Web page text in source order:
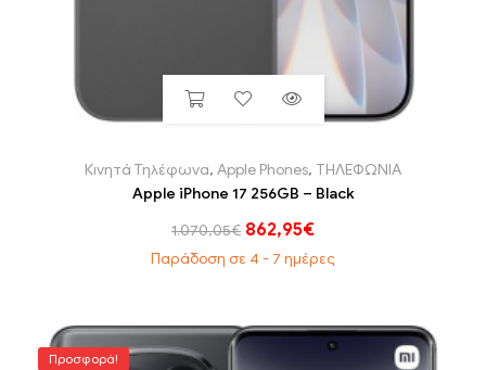
Κινητά Τηλέφωνα, Apple Phones, ΤΗΛΕΦΩΝΙΑ
Apple iPhone 17 256GB – Black
1.070,05€ 862,95€
Παράδοση σε 4 - 7 ημέρες
Προσφορά!